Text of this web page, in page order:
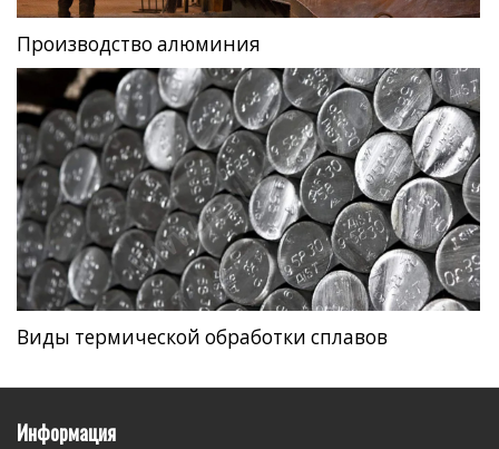
Производство алюминия
Виды термической обработки сплавов
Информация